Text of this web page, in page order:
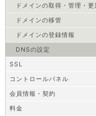
ドメインの取得・管理・更
ドメインの移管
ドメインの登録情報
DNSの設定
SSL
コントロールパネル
会員情報・契約
料金